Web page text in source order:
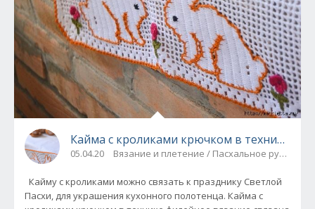
Кайма с кроликами крючком в технике
05.04.20 Вязание и плетение / Пасхальное
Кайму с кроликами можно связать к празднику Светлой
Пасхи, для украшения кухонного полотенца. Кайма с